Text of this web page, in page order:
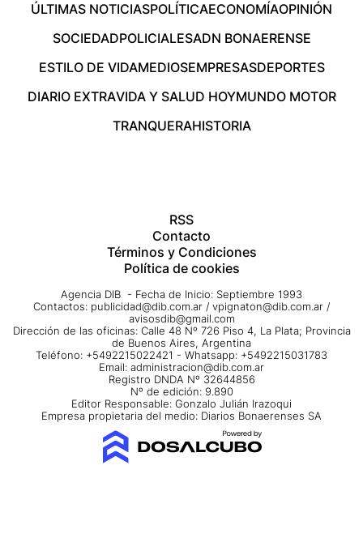
ÚLTIMAS NOTICIASPOLÍTICAECONOMÍAOPINIÓN
SOCIEDADPOLICIALESADN BONAERENSE
ESTILO DE VIDAMEDIOSEMPRESASDEPORTES
DIARIO EXTRAVIDA Y SALUD HOYMUNDO MOTOR
TRANQUERAHISTORIA
RSS
Contacto
Términos y Condiciones
Política de cookies
Agencia DIB - Fecha de Inicio: Septiembre 1993
Contactos: publicidad@dib.com.ar / vpignaton@dib.com.ar /
avisosdib@gmail.com
Dirección de las oficinas: Calle 48 Nº 726 Piso 4, La Plata; Provincia
de Buenos Aires, Argentina
Teléfono: +5492215022421 - Whatsapp: +5492215031783
Email: administracion@dib.com.ar
Registro DNDA Nº 32644856
Nº de edición: 9.890
Editor Responsable: Gonzalo Julián Irazoqui
Empresa propietaria del medio: Diarios Bonaerenses SA